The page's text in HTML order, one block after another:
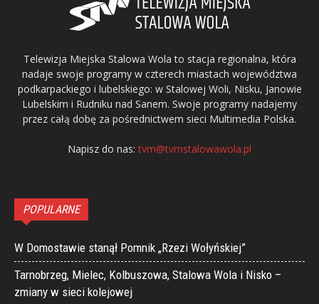
Telewizja Miejska Stalowa Wola to stacja regionalna, która
nadaje swoje programy w czterech miastach województwa
podkarpackiego i lubelskiego: w Stalowej Woli, Nisku, Janowie
Lubelskim i Rudniku nad Sanem. Swoje programy nadajemy
przez całą dobę za pośrednictwem sieci Multimedia Polska.
Napisz do nas:tvm@tvmstalowawola.pl
POPULARNE
W Domostawie stanął Pomnik „Rzezi Wołyńskiej”
Tarnobrzeg, Mielec, Kolbuszowa, Stalowa Wola i Nisko –
zmiany w sieci kolejowej